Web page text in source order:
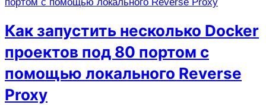
Как запустить несколько Docker
проектов под 80 портом с
помощью локального Reverse
Proxy